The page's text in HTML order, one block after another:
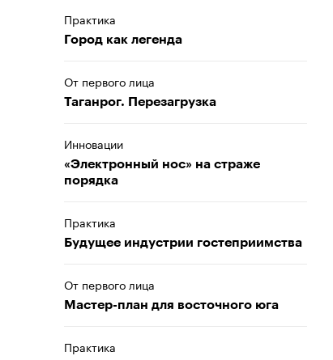
Практика
Город как легенда
От первого лица
Таганрог. Перезагрузка
Инновации
«Электронный нос» на страже
порядка
Практика
Будущее индустрии гостеприимства
От первого лица
Мастер-план для восточного юга
Практика